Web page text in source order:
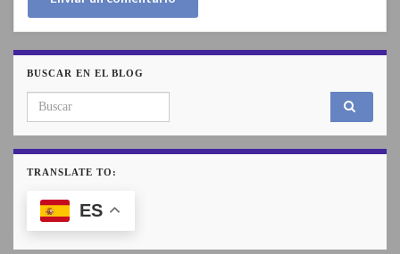
BUSCAR EN EL BLOG
Search for:
TRANSLATE TO:
ES